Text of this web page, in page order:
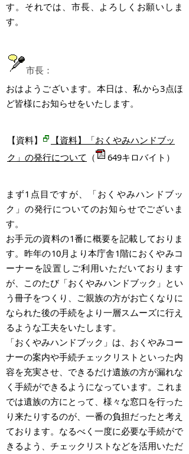
す。それでは、市長、よろしくお願いしま
す。
市長：
おはようございます。本日は、私から3点ほ
ど皆様にお知らせをいたします。
【資料】
【資料】「おくやみハンドブッ
ク」の発行について （ 649キロバイト）
まず1点目ですが、「おくやみハンドブッ
ク」の発行についてのお知らせでございま
す。
お手元の資料の1番に概要を記載しておりま
す。昨年の10月より本庁舎1階におくやみコ
ーナーを設置しご利用いただいております
が、このたび「おくやみハンドブック」とい
う冊子をつくり、ご親族の方がお亡くなりに
なられた後の手続をより一層スムーズに行え
るような工夫をいたします。
「おくやみハンドブック」は、おくやみコー
ナーの案内や手続チェックリストといった内
容を充実させ、できるだけ遺族の方が漏れな
く手続ができるようになっています。これま
では遺族の方にとって、様々な窓口を行った
り来たりするのが、一番の負担だったと考え
ております。なるべく一度に必要な手続がで
きるよう、チェックリストなどを活用いただ